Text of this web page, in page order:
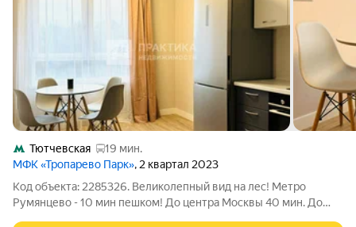
Тютчевская
19 мин.
МФК «Тропарево Парк», 2 квартал 2023
Код объекта: 2285326. Великолепный вид на лес! Метро
Румянцево - 10 мин пешком! До центра Москвы 40 мин. До